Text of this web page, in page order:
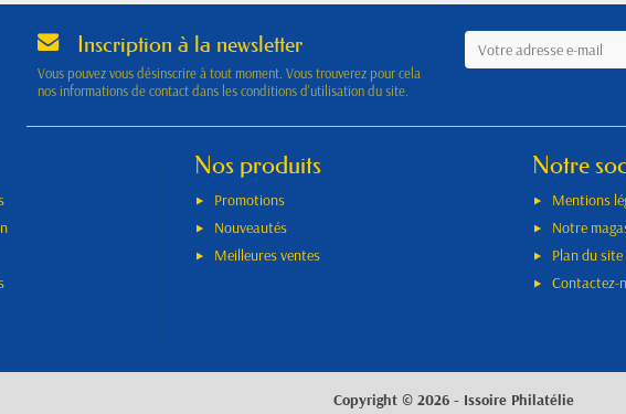
Inscription à la newsletter
Vous pouvez vous désinscrire à tout moment. Vous trouverez pour cela
nos informations de contact dans les conditions d'utilisation du site.
Nos produits
Promotions
Nouveautés
Meilleures ventes
Notre
Mentions
Notre
Plan du site
Contactez-
Copyright © 2026 - Issoire Philatélie